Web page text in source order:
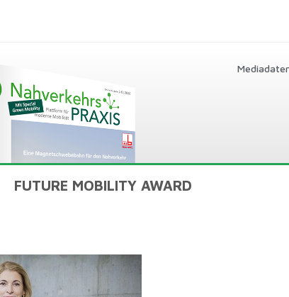
FUTURE MOBILITY AWARD